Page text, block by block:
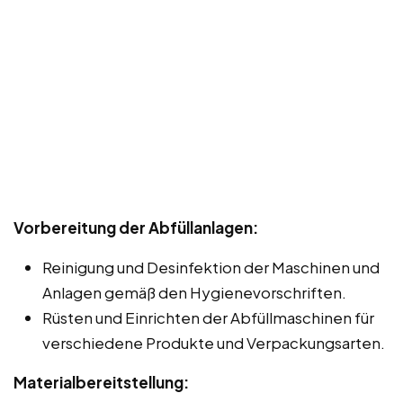
Vorbereitung der Abfüllanlagen:
Reinigung und Desinfektion der Maschinen und
Anlagen gemäß den Hygienevorschriften.
Rüsten und Einrichten der Abfüllmaschinen für
verschiedene Produkte und Verpackungsarten.
Materialbereitstellung: